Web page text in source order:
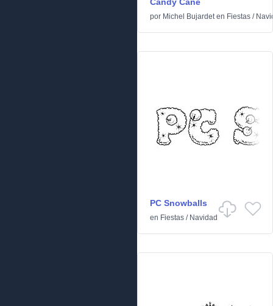
por Michel Bujardeten Fiestas /
PC Snowballs
en Fiestas / Navidad